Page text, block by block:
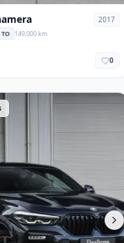
2017
149,000 km
0